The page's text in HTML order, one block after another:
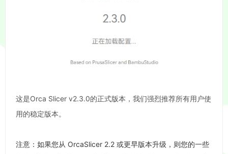
这是Orca Slicer v2.3.0的正式版本，我们强烈推荐所有用户使
用的稳定版本。
注意：如果您从 OrcaSlicer 2.2 或更早版本升级，则您的一些